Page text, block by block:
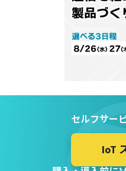
セルフサー
IoT